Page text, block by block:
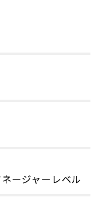
ージャーレベル